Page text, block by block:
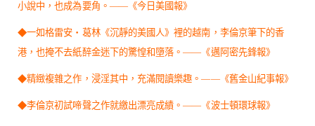
小說中，也成為要角。——《今日美國報》
◆一如格雷安‧葛林《沉靜的美國人》裡的越南，李倫京筆下的香
港，也掩不去紙醉金迷下的驚惶和墮落。——《邁阿密先鋒報》
◆精緻複雜之作，浸淫其中，充滿閱讀樂趣。——《舊金山紀事報》
◆李倫京初試啼聲之作就繳出漂亮成績。——《波士頓環球報》